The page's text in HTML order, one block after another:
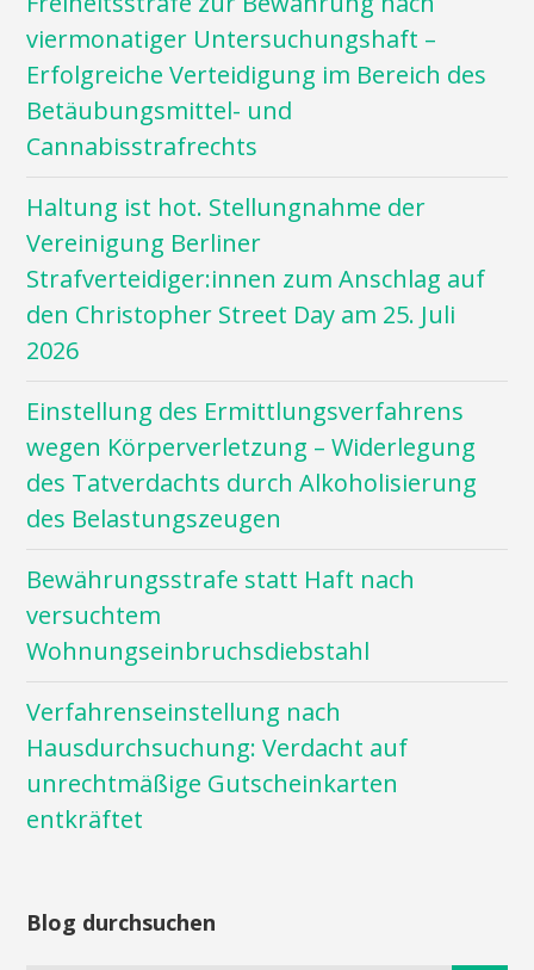
viermonatiger Untersuchungshaft –
Erfolgreiche Verteidigung im Bereich des
Betäubungsmittel- und
Cannabisstrafrechts
Haltung ist hot. Stellungnahme der
Vereinigung Berliner
Strafverteidiger:innen zum Anschlag auf
den Christopher Street Day am 25. Juli
2026
Einstellung des Ermittlungsverfahrens
wegen Körperverletzung – Widerlegung
des Tatverdachts durch Alkoholisierung
des Belastungszeugen
Bewährungsstrafe statt Haft nach
versuchtem
Wohnungseinbruchsdiebstahl
Verfahrenseinstellung nach
Hausdurchsuchung: Verdacht auf
unrechtmäßige Gutscheinkarten
entkräftet
Blog durchsuchen